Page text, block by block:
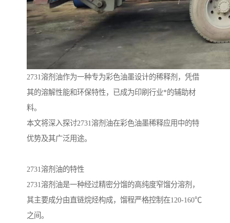
2731溶剂油作为一种专为彩色油墨设计的稀释剂，凭借
其的溶解性能和环保特性，已成为印刷行业*的辅助材
料。
本文将深入探讨2731溶剂油在彩色油墨稀释应用中的特
优势及其广泛用途。
2731溶剂油的特性
2731溶剂油是一种经过精密分馏的高纯度窄馏分溶剂，
其主要成分由直链烷烃构成，馏程严格控制在120-160℃
之间。